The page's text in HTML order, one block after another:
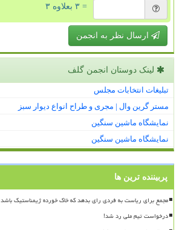
= ۳ بعلاوه ۳
ارسال نظر به انجمن
لینک دوستان انجمن گلف
تبلیغات انتخابات مجلس
مستر گرین وال | مجری و طراح انواع دیوار سبز
نمایشگاه ماشین سنگین
نمایشگاه ماشین سنگین
پربیننده ترین ها
مجمع برای ریاست به فردی رای بدهد که خاک خورده ژیمناستیک باشد
درخواست تیم ملی رد شد!